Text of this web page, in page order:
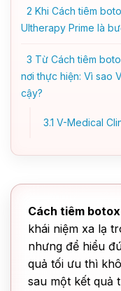
2 Khi Cách tiêm
Ultherapy Prime là
3 Từ Cách tiêm
nơi thực hiện: Vì sao
cậy?
3.1 V-Medical
Cách tiêm
khái niệm xa lạ
nhưng để hiểu
quả tối ưu thì
sau một kết quả